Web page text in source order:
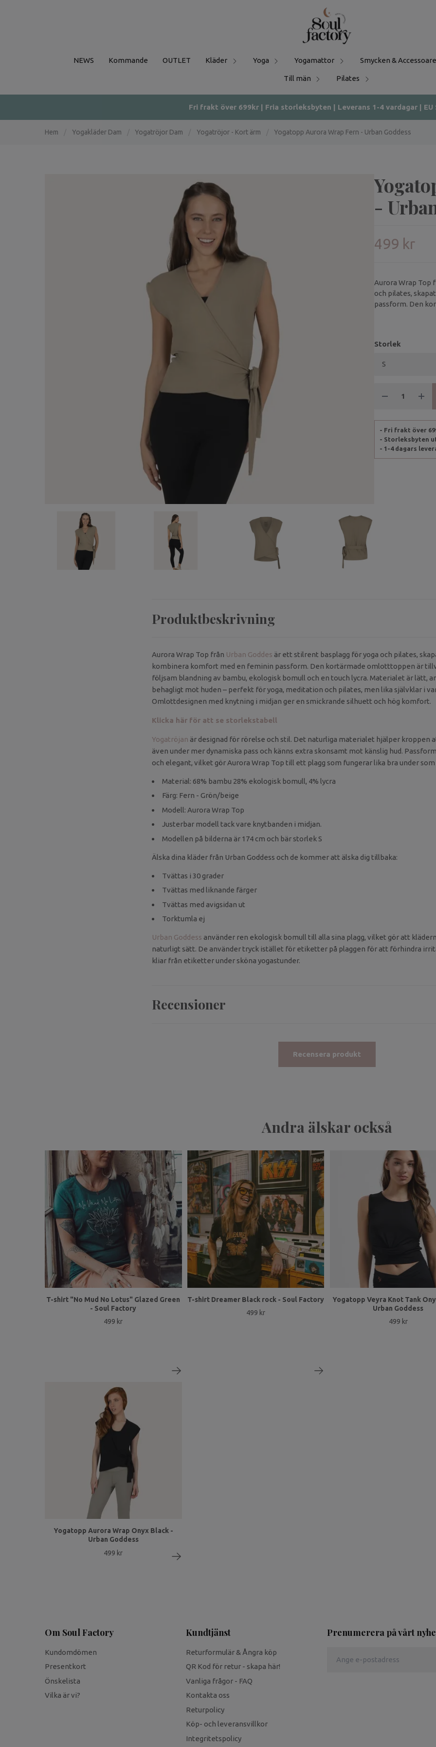
NEWS Kommande OUTLET Kläder Yoga Yogamattor Smycken &
Till män Pilates
Fri frakt över 699kr | Fria storleksbyten | Leverans 1-4 vardagar | EU
Hem Yogakläder Dam Yogatröjor Dam Yogatröjor - Kort ärm Yogatopp Aurora Wrap Fern - Urban Goddess
-
499 kr
Aurora Wrap Top
och pilates,
passform. Den
följsam
Storlek
- Fri frakt över
- Storleksbyten
- 1-4 dagars
Produktbeskrivning
Aurora Wrap Top från Urban Goddes är ett stilrent basplagg för yoga och pilates,
kombinera komfort med en feminin passform. Den kortärmade omlotttoppen är
följsam blandning av bambu, ekologisk bomull och en touch lycra. Materialet är lätt,
behagligt mot huden – perfekt för yoga, meditation och pilates, men lika självklar i
Omlottdesignen med knytning i midjan ger en smickrande silhuett och hög komfort.
Klicka här för att se storlekstabell
Yogatröjan är designad för rörelse och stil. Det naturliga materialet hjälper kroppen
även under mer dynamiska pass och känns extra skonsamt mot känslig hud.
och elegant, vilket gör Aurora Wrap Top till ett plagg som fungerar lika bra under
Material: 68% bambu 28% ekologisk bomull, 4% lycra
Färg: Fern - Grön/beige
Modell: Aurora Wrap Top
Justerbar modell tack vare knytbanden i midjan.
Modellen på bilderna är 174 cm och bär storlek S
Älska dina kläder från Urban Goddess och de kommer att älska dig tillbaka:
Tvättas i 30 grader
Tvättas med liknande färger
Tvättas med avigsidan ut
Torktumla ej
Urban Goddess använder ren ekologisk bomull till alla sina plagg, vilket gör att
naturligt sätt. De använder tryck istället för etiketter på plaggen för att förhindra
kliar från etiketter under sköna yogastunder.
Recensioner
Recensera produkt
Andra älskar också
T-shirt "No Mud No Lotus" Glazed Green
- Soul Factory
499 kr
T-shirt Dreamer Black rock - Soul Factory
499 kr
Yogatopp Veyra Knot Tank
Urban Goddess
499 kr
Yogatopp Aurora Wrap Onyx Black -
Urban Goddess
499 kr
Om Soul Factory
Kundomdömen
Presentkort
Önskelista
Vilka är vi?
Kundtjänst
Returformulär & Ångra köp
QR Kod för retur - skapa här!
Vanliga frågor - FAQ
Kontakta oss
Returpolicy
Köp- och leveransvillkor
Integritetspolicy
Prenumerera på vårt